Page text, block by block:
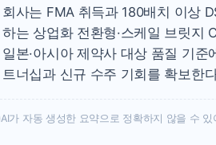
회사는 FMA 취득과 180배치 이상
하는 상업화 전환형·스케일 브릿지
일본·아시아 제약사 대상 품질 기
트너십과 신규 수주 기회를 확보한
AI가 자동 생성한 요약으로 정확하지 않을 수 있